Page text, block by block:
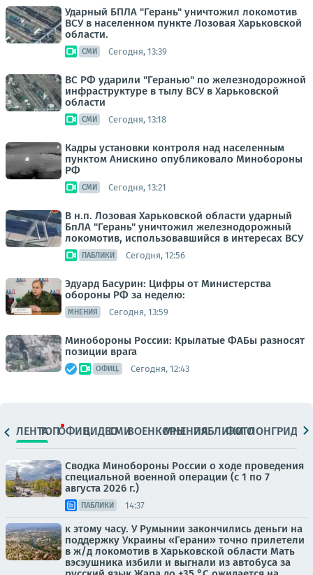
Ударный БПЛА "Герань" уничтожил локомотив
ВСУ в населенном пункте Лозовая Харьковской
области.
СМИ Сегодня, 13:39
ВС РФ ударили "Геранью" по железнодорожной
инфраструктуре в тылу ВСУ в Харьковской
области
СМИ Сегодня, 13:18
Кадры установки контроля над населенным
пунктом Анискино опубликовало Минобороны
РФ
СМИ Сегодня, 13:21
В н.п. Лозовая Харьковской области ударный
БпЛА "Герань" уничтожил железнодорожный
локомотив, использовавшийся в интересах ВСУ
ПАБЛИКИ Сегодня, 12:56
Эдуард Басурин: Цифры от Министерства
обороны РФ за неделю:
МНЕНИЯ Сегодня, 13:59
Минобороны России: Крылатые ФАБы разносят
позиции врага
ОФИЦ. Сегодня, 12:43
ЛЕНТАТОПОФИЦ.ВИДЕОСМИВОЕНКОРЫМНЕНИЯПАБЛИКИ
ФОТОЛОНГРИДЫ
Сводка Минобороны России о ходе проведения
специальной военной операции (с 1 по 7
августа 2026 г.)
ПАБЛИКИ 14:37
к этому часу. У Румынии закончились деньги на
поддержку Украины «Герани» точно прилетели
в ж/д локомотив в Харьковской области Мать
вэсэушника избили и выгнали из автобуса за